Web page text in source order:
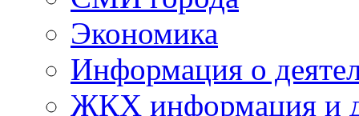
Экономика
Информация о
ЖКХ информация и